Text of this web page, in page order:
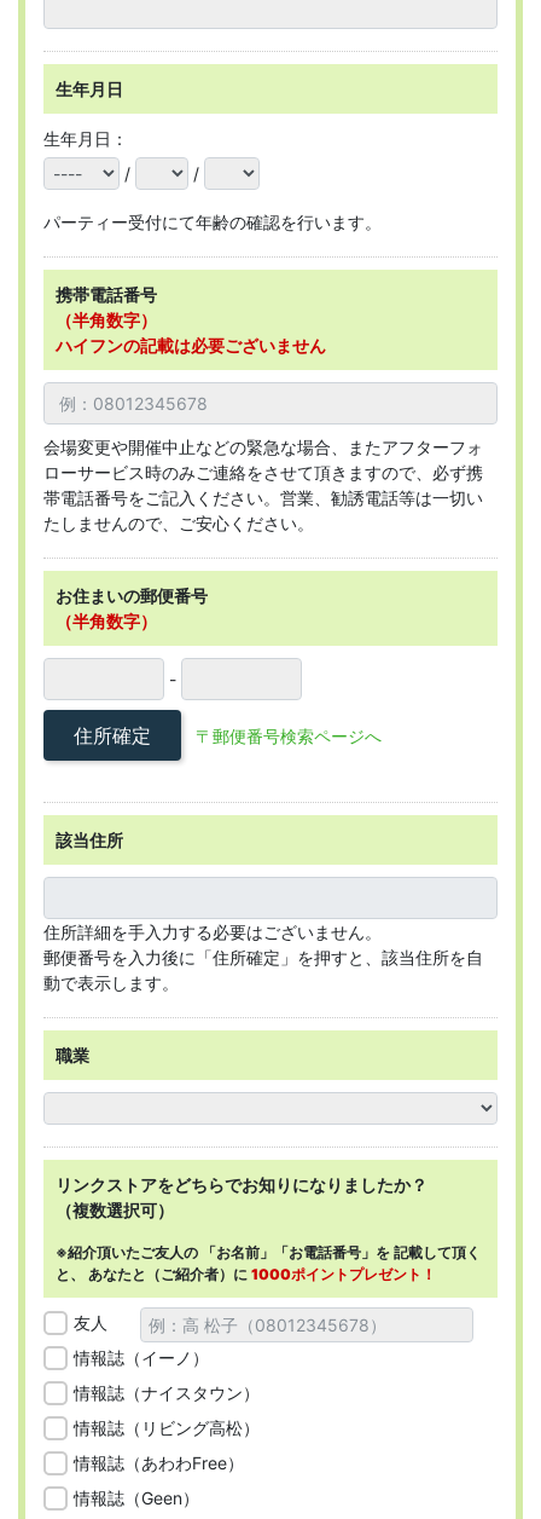
生年月日
生年月日：
/
/
パーティー受付にて年齢の確認を行います。
携帯電話番号
（半角数字）
ハイフンの記載は必要ございません
会場変更や開催中止などの緊急な場合、またアフターフォ
ローサービス時のみご連絡をさせて頂きますので、必ず携
帯電話番号をご記入ください。営業、勧誘電話等は一切い
たしませんので、ご安心ください。
お住まいの郵便番号
（半角数字）
-
住所確定 〒郵便番号検索ページへ
該当住所
住所詳細を手入力する必要はございません。
郵便番号を入力後に「住所確定」を押すと、該当住所を自
動で表示します。
職業
リンクストアをどちらでお知りになりましたか？
（複数選択可）
※紹介頂いたご友人の 「お名前」「お電話番号」を 記載して頂く
と、 あなたと（ご紹介者）に 1000ポイントプレゼント！
友人
情報誌（イーノ）
情報誌（ナイスタウン）
情報誌（リビング高松）
情報誌（あわわFree）
情報誌（Geen）